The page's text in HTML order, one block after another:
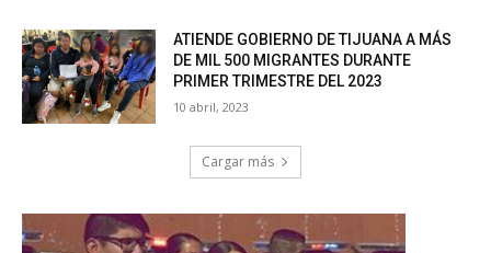
ATIENDE GOBIERNO DE TIJUANA A MÁS
DE MIL 500 MIGRANTES DURANTE
PRIMER TRIMESTRE DEL 2023
10 abril, 2023
Cargar más